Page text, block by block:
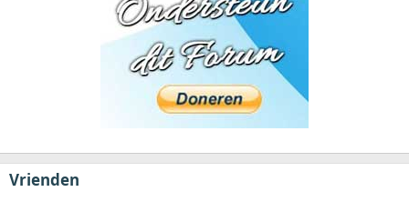
Vrienden